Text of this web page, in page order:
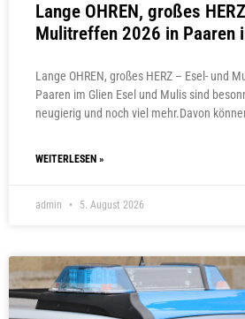
Lange OHREN, großes
Mulitreffen 2026 in Paaren
Lange OHREN, großes HERZ – Esel- und
Paaren im Glien Esel und Mulis sind
neugierig und noch viel mehr.Davon
WEITERLESEN »
admin 5. August 2026